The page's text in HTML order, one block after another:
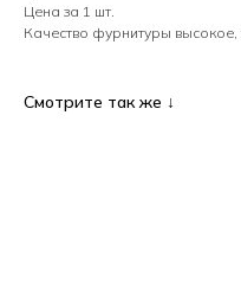
Цена за 1 шт.
Качество фурнитуры высокое,
Смотрите так же ↓